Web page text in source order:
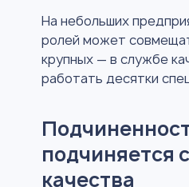
На небольших
ролей может
крупных — в службе
работать десятки
подчиняется
качества